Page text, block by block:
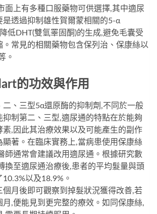
面上有多種口服藥物可供選擇,其中適尿
是透過抑制雄性賀爾蒙相關的5-α
低DHT(雙氫睪固酮)的生成,避免毛囊受
。常見的相關藥物包含保列治、保康絲以
。
的功效與作用
二、三型5α還原酶的抑制劑,不同於一般
抑制第二、三型,適尿通的特點在於能夠
素,因此其治療效果以及可能產生的副作
顯著。在臨床實務上,當病患使用保康絲
師通常會建議改用適尿通。根據研究數
換至適尿通治療後,患者的平均髮量與頭
以及18.9%。
個月後即可觀察到掉髮狀況獲得改善,若
月,便能見到更完整的療效。如同保康絲,